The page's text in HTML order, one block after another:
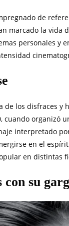
de
marcado la vida
personales y
de los disfraces y
cuando organizó
interpretado
en el
en distintas
con su